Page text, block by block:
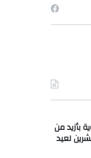
بأزيد من
لعيد